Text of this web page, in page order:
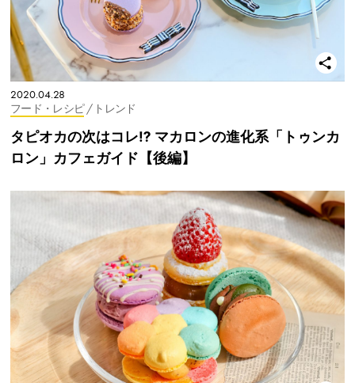
2020.04.28
フード・レシピ / トレンド
タピオカの次はコレ⁉︎ マカロンの進化系「トゥンカ
ロン」カフェガイド【後編】